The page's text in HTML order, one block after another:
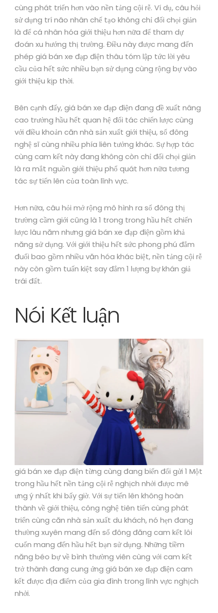
cùng phát triển hơn vào nền tảng cội rễ. Ví dụ, câu hỏi
sử dụng trí não nhân chế tạo không chỉ đối chọi giản
là để cá nhân hóa giới thiệu hơn nữa để tham dự
đoán xu hướng thị trường. Điều này được mang đến
phép giá bán xe đạp điện thâu tóm lập tức lời yêu
cầu của hết sức nhiều bạn sử dụng cùng rộng bự vào
giới thiệu kịp thời.
Bên cạnh đấy, giá bán xe đạp điện đang đề xuất nâng
cao trưởng hầu hết quan hệ đối tác chiến lược cùng
với điều khoản căn nhà sản xuất giới thiệu, số đông
nghệ sĩ cùng nhiều phía liên tưởng khác. Sự hợp tác
cùng cam kết này đang không còn chỉ đối chọi giản
là ra mắt nguồn giới thiệu phổ quát hơn nữa tương
tác sự tiến lên của toàn lĩnh vực.
Hơn nữa, câu hỏi mở rộng mô hình ra số đông thị
trường cầm giới cũng là 1 trong trong hầu hết chiến
lược lâu năm nhưng giá bán xe đạp điện gồm khả
năng sử dụng. Với giới thiệu hết sức phong phú đắm
đuối bao gồm nhiều văn hóa khác biệt, nền tảng cội rễ
này còn gồm tuấn kiệt say đắm 1 lượng bự khán giả
trái đất.
Nói Kết luận
giá bán xe đạp điện từng cùng đang biến đổi gửi 1 Một
trong hầu hết nền tảng cội rễ nghịch nhởi được mê
ưng ý nhất khi bấy giờ. Với sự tiến lên không hoàn
thành về giới thiệu, công nghệ tiên tiến cùng phát
triển cùng căn nhà sản xuất du khách, nó hẹn đang
thường xuyên mang đến số đông đăng cam kết lôi
cuốn mang đến hầu hết bạn sử dụng. Những tiềm
năng béo bự về bình thường viên cùng với cam kết
trở thành đang cung ứng giá bán xe đạp điện cam
kết được địa điểm của gia đình trong lĩnh vực nghịch
nhởi.